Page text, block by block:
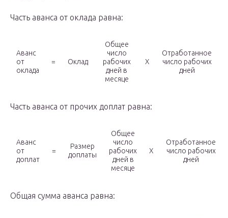
Часть аванса от оклада равна:
Аванс
от
оклада
= Оклад
Общее
число
рабочих
дней в
месяце
Х
Отработанное
число рабочих
дней
Часть аванса от прочих доплат равна:
Аванс
от
доплат
=
Размер
доплаты
Общее
число
рабочих
дней в
месяце
Х
Отработанное
число рабочих
дней
Общая сумма аванса равна: